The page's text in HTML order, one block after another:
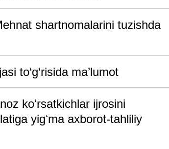
shartnomalarini tuzishda
to‘g‘risida ma’lumot
koʻrsatkichlar ijrosini
yigʻma axborot-tahliliy